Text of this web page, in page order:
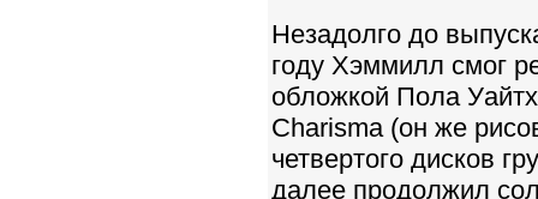
Незадолго до
году Хэммилл смог
обложкой Пола
Charisma (он же
четвертого дисков
далее продолжил